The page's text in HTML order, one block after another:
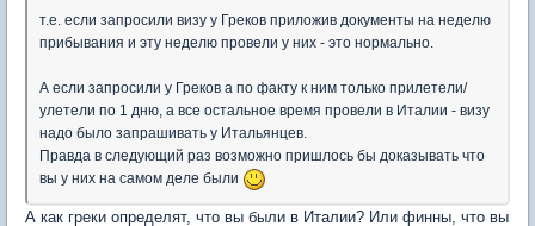
т.е. если запросили визу у Греков приложив документы на неделю
прибывания и эту неделю провели у них - это нормально.
А если запросили у Греков а по факту к ним только прилетели/
улетели по 1 дню, а все остальное время провели в Италии - визу
надо было запрашивать у Итальянцев.
Правда в следующий раз возможно пришлось бы доказывать что
вы у них на самом деле были
А как греки определят, что вы были в Италии? Или финны, что вы